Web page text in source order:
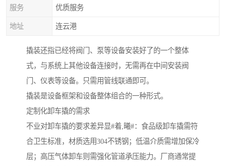
服务 优质服务
地址 连云港
撬装还指已经将阀门、泵等设备安装好了的一个整体
式，与系统上其他设备连接时，无需再在中间安装阀
门、仪表等设备。只需用管线联通即可。
撬装是设备框架和设备整体组合的一种形式。
定制化卸车撬的需求
不业对卸车撬的要求差异显#着,曦#：食品级卸车撬需符
合卫生标准，材质选用304不锈钢；低温介质需增加保冷
层；高压气体卸车则需强化管道承压能力。厂商通常提